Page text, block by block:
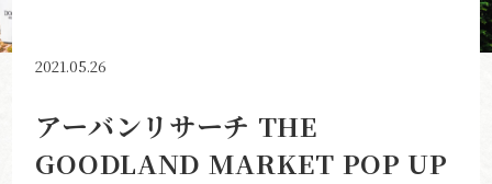
2021.05.26
アーバンリサーチ THE
GOODLAND MARKET POP UP